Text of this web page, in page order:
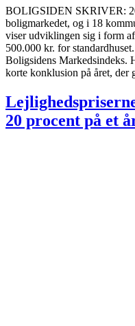
BOLIGSIDEN SKRIVER:
boligmarkedet, og i 18
viser udviklingen sig i form
500.000 kr. for
Boligsidens Markedsindeks.
korte konklusion på året,
20 procent på et